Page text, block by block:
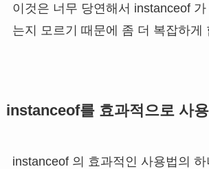
이것은 너무 당연해서 instanceof
는지 모르기 때문에 좀 더 복잡하게
instanceof를 효과적으로 사
instanceof 의 효과적인 사용법의